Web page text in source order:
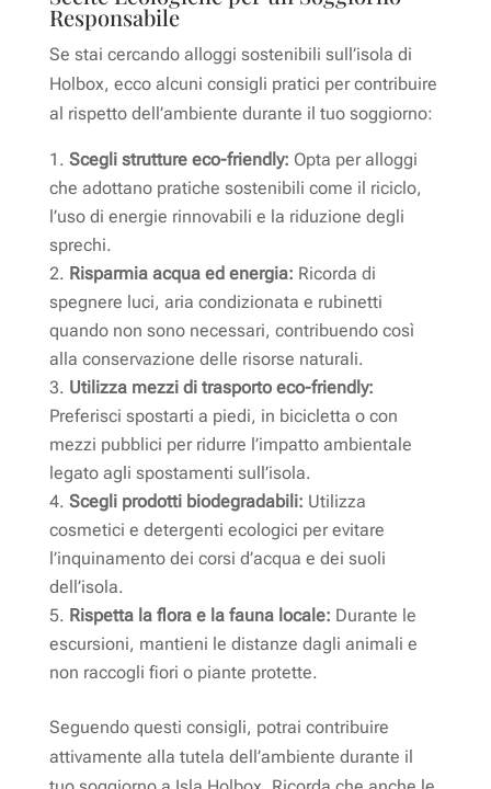
Responsabile
Se stai cercando alloggi sostenibili sull’isola di
Holbox, ecco alcuni consigli pratici per contribuire
al rispetto dell’ambiente durante il tuo soggiorno:
Scegli strutture eco-friendly: Opta per alloggi
che adottano pratiche sostenibili come il riciclo,
l’uso di energie rinnovabili e la riduzione degli
sprechi.
Risparmia acqua ed energia: Ricorda di
spegnere luci, aria condizionata e rubinetti
quando non sono necessari, contribuendo così
alla conservazione delle risorse naturali.
Utilizza mezzi di trasporto eco-friendly:
Preferisci spostarti a piedi, in bicicletta o con
mezzi pubblici per ridurre l’impatto ambientale
legato agli spostamenti sull’isola.
Scegli prodotti biodegradabili: Utilizza
cosmetici e detergenti ecologici per evitare
l’inquinamento dei corsi d’acqua e dei suoli
dell’isola.
Rispetta la flora e la fauna locale: Durante le
escursioni, mantieni le distanze dagli animali e
non raccogli fiori o piante protette.
Seguendo questi consigli, potrai contribuire
attivamente alla tutela dell’ambiente durante il